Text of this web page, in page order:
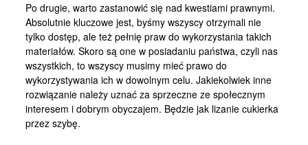
Po drugie, warto zastanowić się nad kwestiami prawnymi.
Absolutnie kluczowe jest, byśmy wszyscy otrzymali nie
tylko dostęp, ale też pełnię praw do wykorzystania takich
materiałów. Skoro są one w posiadaniu państwa, czyli nas
wszystkich, to wszyscy musimy mieć prawo do
wykorzystywania ich w dowolnym celu. Jakiekolwiek inne
rozwiązanie należy uznać za sprzeczne ze społecznym
interesem i dobrym obyczajem. Będzie jak lizanie cukierka
przez szybę.